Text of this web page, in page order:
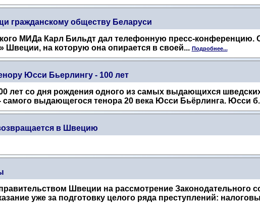
гражданскому обществу Беларуси
МИДа Карл Бильдт дал телефонную пресс-конференцию.
Швеции, на которую она опирается в своей... Подробнее...
Юсси Бьерлингу - 100 лет
лет со дня рождения одного из самых выдающихся
самого выдающегося тенора 20 века Юсси Бьёрлинга. Юсси
в Швецию
Швеции на рассмотрение Законодательного
уже за подготовку целого ряда преступлений: